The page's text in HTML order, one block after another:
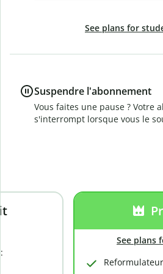
See plans
See plans for
Suspendre l'abonnement
Vous faites une pause ? Votre
s'interrompt lorsque vous le